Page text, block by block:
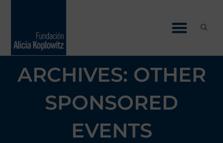
ARCHIVES: OTHER
SPONSORED
EVENTS